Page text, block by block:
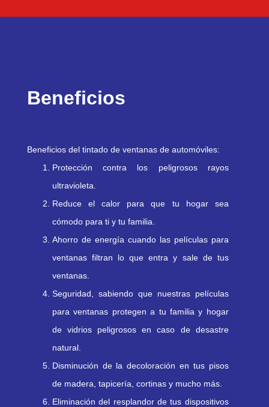
Beneficios
Beneficios del tintado de ventanas de automóviles:
Protección contra los peligrosos rayos
ultravioleta.
Reduce el calor para que tu hogar sea
cómodo para ti y tu familia.
Ahorro de energía cuando las películas para
ventanas filtran lo que entra y sale de tus
ventanas.
Seguridad, sabiendo que nuestras películas
para ventanas protegen a tu familia y hogar
de vidrios peligrosos en caso de desastre
natural.
Disminución de la decoloración en tus pisos
de madera, tapicería, cortinas y mucho más.
Eliminación del resplandor de tus dispositivos